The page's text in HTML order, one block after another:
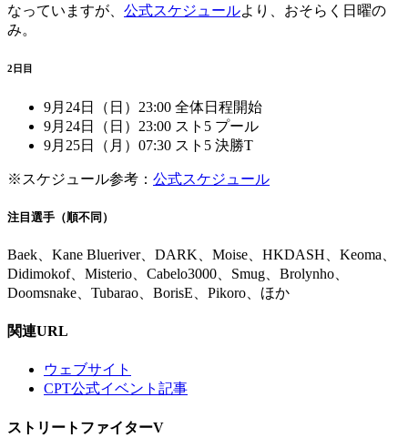
なっていますが、 公式スケジュールより、おそらく日曜の
み。
2日目
9月24日（日）23:00 全体日程開始
9月24日（日）23:00 スト5 プール
9月25日（月）07:30 スト5 決勝T
※スケジュール参考： 公式スケジュール
注目選手（順不同）
Baek、Kane Blueriver、DARK、Moise、HKDASH、Keoma、
Didimokof、Misterio、Cabelo3000、Smug、Brolynho、
Doomsnake、Tubarao、BorisE、Pikoro、ほか
関連URL
ウェブサイト
CPT公式イベント記事
ストリートファイターV